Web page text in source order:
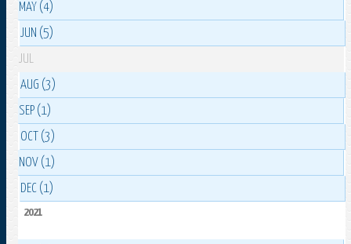
MAY (4)
JUN (5)
JUL
AUG (3)
SEP (1)
OCT (3)
NOV (1)
DEC (1)
2021